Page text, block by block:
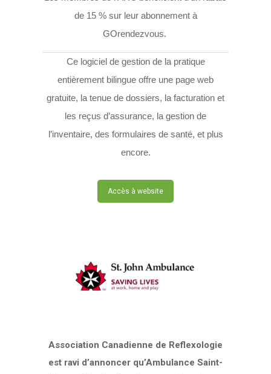
de 15 % sur leur abonnement à
GOrendezvous.
Ce logiciel de gestion de la pratique
entièrement bilingue offre une page web
gratuite, la tenue de dossiers, la facturation et
les reçus d’assurance, la gestion de
l’inventaire, des formulaires de santé, et plus
encore.
Accès à website
Association Canadienne de Reflexologie
est ravi d’annoncer qu’Ambulance Saint-